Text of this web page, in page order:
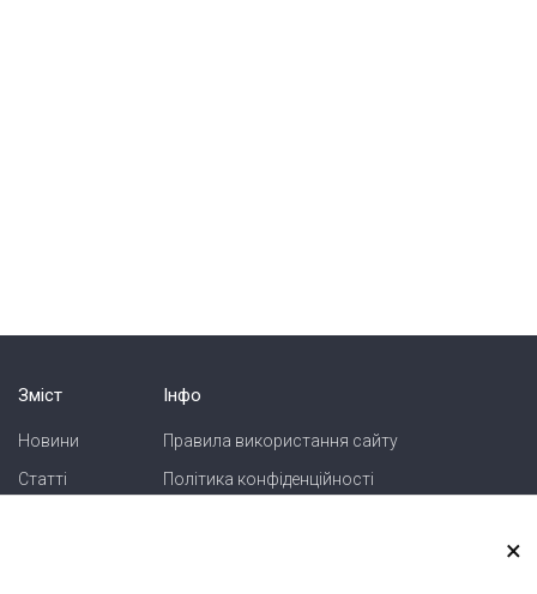
Зміст
Новини
Статті
Інфо
Правила використання сайту
Політика конфіденційності
×